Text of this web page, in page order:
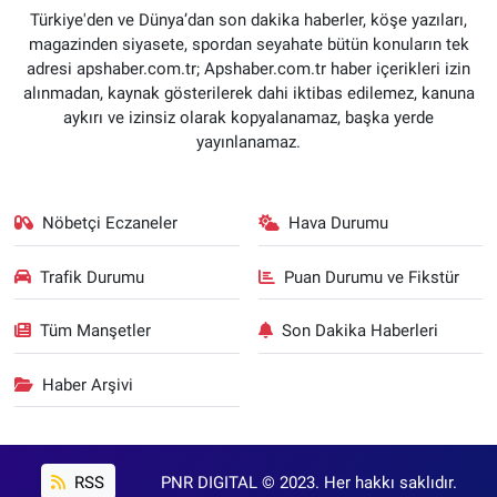
Türkiye'den ve Dünya’dan son dakika haberler, köşe yazıları,
magazinden siyasete, spordan seyahate bütün konuların tek
adresi apshaber.com.tr; Apshaber.com.tr haber içerikleri izin
alınmadan, kaynak gösterilerek dahi iktibas edilemez, kanuna
aykırı ve izinsiz olarak kopyalanamaz, başka yerde
yayınlanamaz.
Nöbetçi Eczaneler Hava Durumu
Trafik Durumu Puan Durumu ve Fikstür
Tüm Manşetler Son Dakika Haberleri
Haber Arşivi
RSS PNR DIGITAL © 2023. Her hakkı saklıdır.